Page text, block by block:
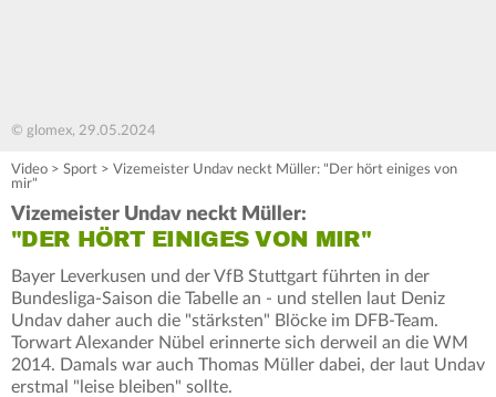
© glomex, 29.05.2024
Video > Sport > Vizemeister Undav neckt Müller: "Der hört einiges von
mir"
Vizemeister Undav neckt Müller:
"DER HÖRT EINIGES VON MIR"
Bayer Leverkusen und der VfB Stuttgart führten in der
Bundesliga-Saison die Tabelle an - und stellen laut Deniz
Undav daher auch die "stärksten" Blöcke im DFB-Team.
Torwart Alexander Nübel erinnerte sich derweil an die WM
2014. Damals war auch Thomas Müller dabei, der laut Undav
erstmal "leise bleiben" sollte.